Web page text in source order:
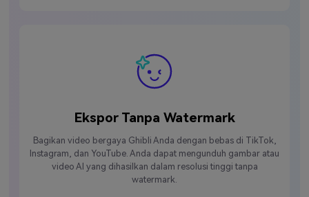
Ekspor Tanpa Watermark
Bagikan video bergaya Ghibli Anda dengan bebas di TikTok,
Instagram, dan YouTube. Anda dapat mengunduh gambar atau
video AI yang dihasilkan dalam resolusi tinggi tanpa
watermark.